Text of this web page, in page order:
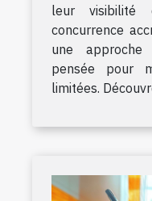
leur visibilité
concurrence
une approche
pensée pour
limitées.